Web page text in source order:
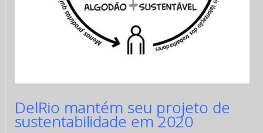
DelRio mantém seu projeto de
sustentabilidade em 2020